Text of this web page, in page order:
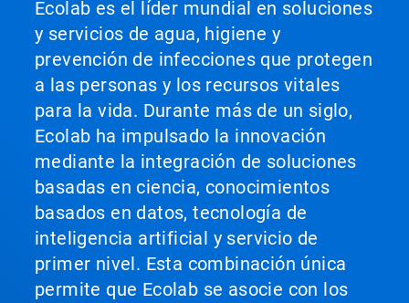
Ecolab es el líder mundial en soluciones
y servicios de agua, higiene y
prevención de infecciones que protegen
a las personas y los recursos vitales
para la vida. Durante más de un siglo,
Ecolab ha impulsado la innovación
mediante la integración de soluciones
basadas en ciencia, conocimientos
basados en datos, tecnología de
inteligencia artificial y servicio de
primer nivel. Esta combinación única
permite que Ecolab se asocie con los